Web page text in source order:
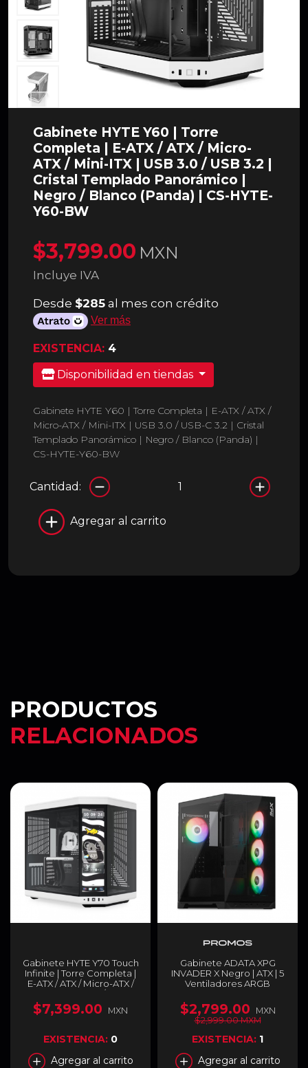
Gabinete HYTE Y60 | Torre
Completa | E-ATX / ATX / Micro-
ATX / Mini-ITX | USB 3.0 / USB 3.2 |
Cristal Templado Panorámico |
Negro / Blanco (Panda) | CS-HYTE-
Y60-BW
$3,799.00 MXN
Incluye IVA
Desde $285 al mes con crédito
Ver más
EXISTENCIA: 4
Disponibilidad en tiendas
Gabinete HYTE Y60 | Torre Completa | E-ATX / ATX /
Micro-ATX / Mini-ITX | USB 3.0 / USB-C 3.2 | Cristal
Templado Panorámico | Negro / Blanco (Panda) |
CS-HYTE-Y60-BW
Cantidad:
Agregar al carrito
PRODUCTOS
RELACIONADOS
Gabinete HYTE Y70 Touch
Infinite | Torre Completa |
E-ATX / ATX / Micro-ATX /
Mini-ITX | USB 3.0 / USB-C
3.2 / Jack 3.5mm | Pantalla
Táctil Personalizable /
Templado Panorámico |
Negro / Blanco (Panda) |
CS-HYTE-Y70TTI-WB
$7,399.00 MXN
EXISTENCIA: 0
Agregar al carrito
Gabinete ADATA XPG
INVADER X Negro | ATX | 5
Ventiladores ARGB
Trasera (Back Connect) |
Incluye adaptador GPU
Vertical | INVADERXMT-
BKCWW
$2,799.00
MXN
$2,999.00 MXM
EXISTENCIA: 1
Agregar al carrito